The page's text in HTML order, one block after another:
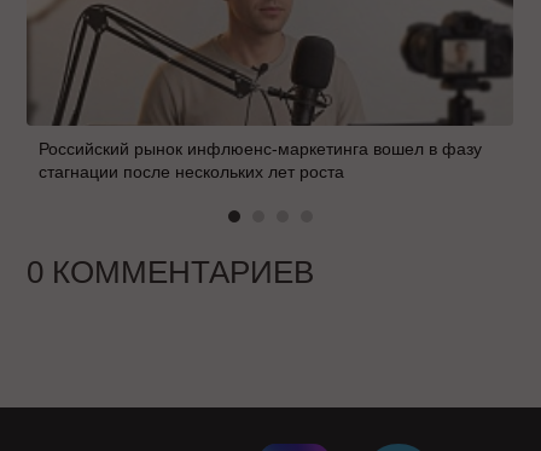
Российский рынок инфлюенс-маркетинга вошел в фазу
стагнации после нескольких лет роста
0 КОММЕНТАРИЕВ